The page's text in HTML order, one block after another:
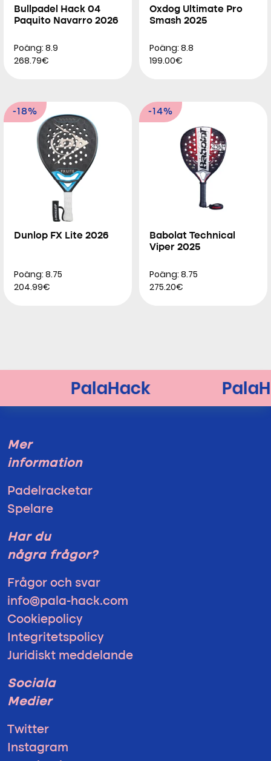
Bullpadel Hack 04
Paquito Navarro 2026
Poäng: 8.9
268.79€
Oxdog Ultimate Pro
Smash 2025
Poäng: 8.8
199.00€
-18%
Dunlop FX Lite 2026
Poäng: 8.75
204.99€
-14%
Babolat Technical
Viper 2025
Poäng: 8.75
275.20€
Mer
information
Padelracketar
Spelare
Har du
några frågor?
Frågor och svar
info@pala-hack.com
Cookiepolicy
Integritetspolicy
Juridiskt meddelande
Sociala
Medier
Twitter
Instagram